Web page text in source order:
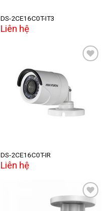
DS-2CE16C0T-IT3
Liên hệ
DS-2CE16C0T-IR
Liên hệ